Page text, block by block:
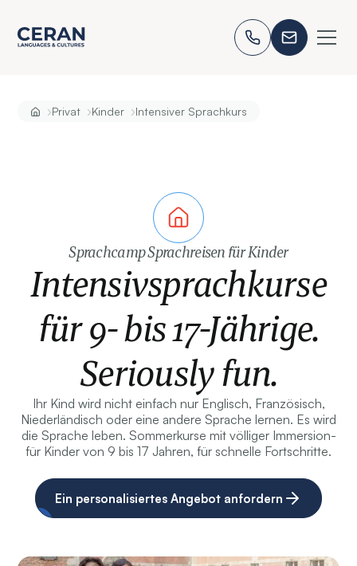
›Privat ›Kinder ›Intensiver Sprachkurs
Sprachcamp Sprachreisen für Kinder
Intensivsprachkurse
für 9- bis 17-Jährige.
Seriously fun.
Ihr Kind wird nicht einfach nur Englisch, Französisch,
Niederländisch oder eine andere Sprache lernen. Es wird
die Sprache leben. Sommerkurse mit völliger Immersion-
für Kinder von 9 bis 17 Jahren, für schnelle Fortschritte.
Ein personalisiertes Angebot anfordern